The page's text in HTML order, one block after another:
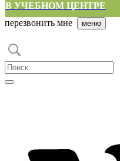
В УЧЕБНОМ ЦЕНТРЕ
перезвонить мне
меню